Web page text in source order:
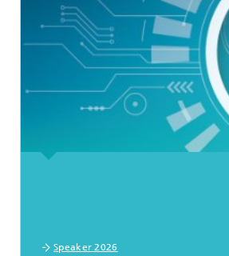
Speaker 2026